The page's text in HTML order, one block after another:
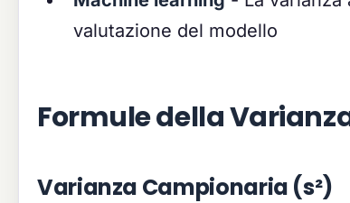
valutazione del modello
Formule della
Varianza Campionaria (s²)